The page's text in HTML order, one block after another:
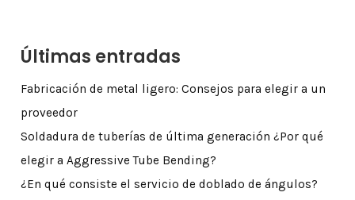
Últimas entradas
Fabricación de metal ligero: Consejos para elegir a un
proveedor
Soldadura de tuberías de última generación ¿Por qué
elegir a Aggressive Tube Bending?
¿En qué consiste el servicio de doblado de ángulos?